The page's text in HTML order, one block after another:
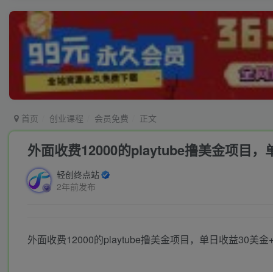
首页 创业课程 会员免费 正文
外面收费12000的playtube撸美金项目
轻创终点站
2年前发布
外面收费12000的playtube撸美金项目，单日收益30美